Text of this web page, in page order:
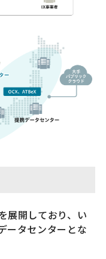
展開しており、い
ータセンターとな